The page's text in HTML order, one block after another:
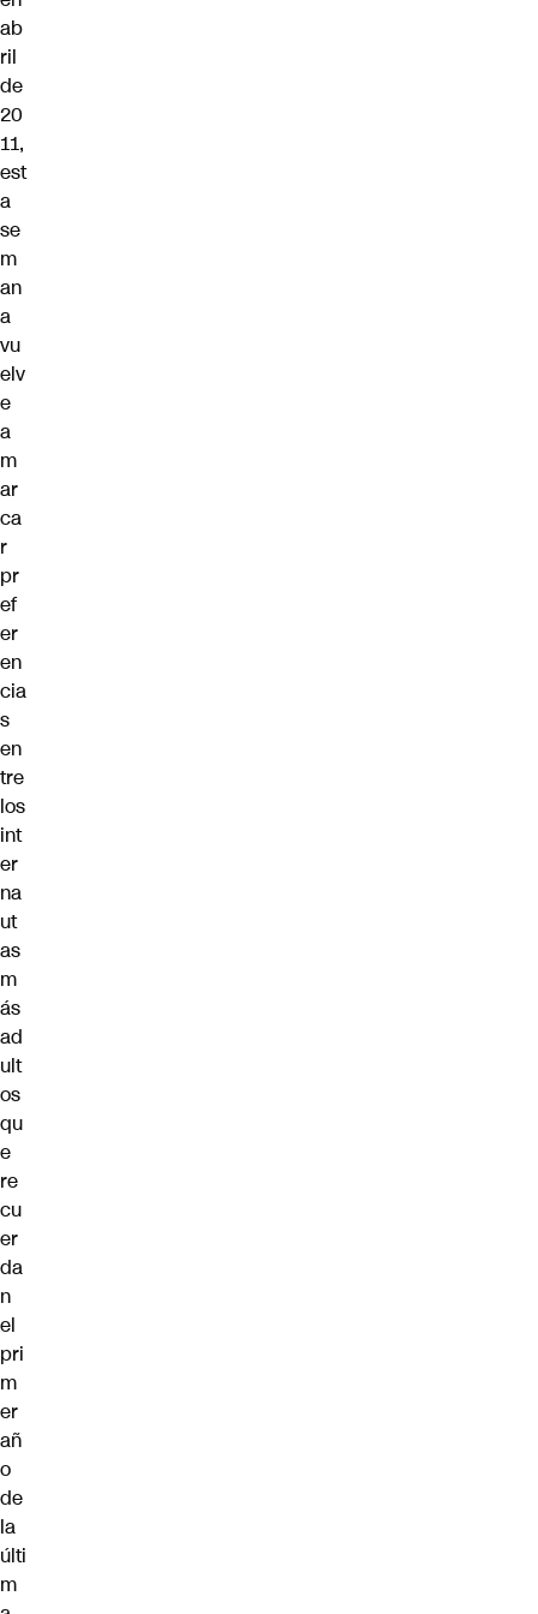
ab
ril
de
20
11,
est
a
se
m
an
a
vu
elv
e
a
m
ar
ca
r
pr
ef
er
en
cia
s
en
tre
los
int
er
na
ut
as
m
ás
ad
ult
os
qu
e
re
cu
er
da
n
el
pri
m
er
añ
o
de
la
últi
m